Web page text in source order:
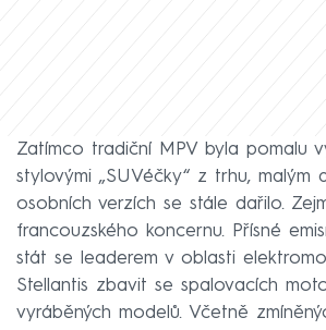
Zatímco tradiční MPV byla pomalu
stylovými „SUVéčky“ z trhu, malým
osobních verzích se stále dařilo.
francouzského koncernu. Přísné
stát se leaderem v oblasti
Stellantis zbavit se spalovacích
vyráběných modelů. Včetně